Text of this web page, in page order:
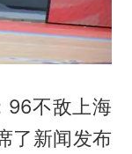
96不敌上海
了新闻发布